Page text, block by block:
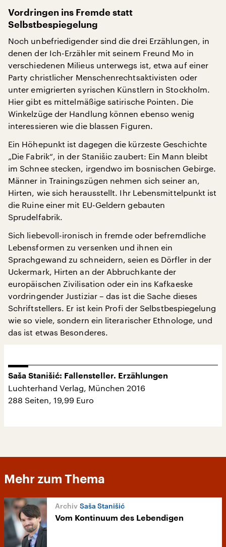
Vordringen ins Fremde statt
Selbstbespiegelung
Noch unbefriedigender sind die drei Erzählungen, in
denen der Ich-Erzähler mit seinem Freund Mo in
verschiedenen Milieus unterwegs ist, etwa auf einer
Party christlicher Menschenrechtsaktivisten oder
unter emigrierten syrischen Künstlern in Stockholm.
Hier gibt es mittelmäßige satirische Pointen. Die
Winkelzüge der Handlung können ebenso wenig
interessieren wie die blassen Figuren.
Ein Höhepunkt ist dagegen die kürzeste Geschichte
„Die Fabrik“, in der Stanišic zaubert: Ein Mann bleibt
im Schnee stecken, irgendwo im bosnischen Gebirge.
Männer in Trainingszügen nehmen sich seiner an,
Hirten, wie sich herausstellt. Ihr Lebensmittelpunkt ist
die Ruine einer mit EU-Geldern gebauten
Sprudelfabrik.
Sich liebevoll-ironisch in fremde oder befremdliche
Lebensformen zu versenken und ihnen ein
Sprachgewand zu schneidern, seien es Dörfler in der
Uckermark, Hirten an der Abbruchkante der
europäischen Zivilisation oder ein ins Kafkaeske
vordringender Justiziar – das ist die Sache dieses
Schriftstellers. Er ist kein Profi der Selbstbespiegelung
wie so viele, sondern ein literarischer Ethnologe, und
das ist etwas Besonderes.
Saša Stanišić: Fallensteller. Erzählungen
Luchterhand Verlag, München 2016
288 Seiten, 19,99 Euro
Mehr zum Thema
Saša Stanišić
Vom Kontinuum des Lebendigen